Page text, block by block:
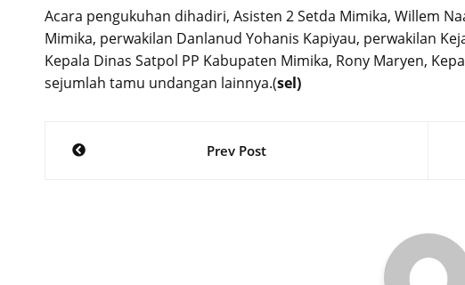
Acara pengukuhan dihadiri, Asisten 2 Setda Mimika, Willem
Mimika, perwakilan Danlanud Yohanis Kapiyau, perwakilan
Kepala Dinas Satpol PP Kabupaten Mimika, Rony Maryen,
sejumlah tamu undangan lainnya.(sel)
Post
Prev Post